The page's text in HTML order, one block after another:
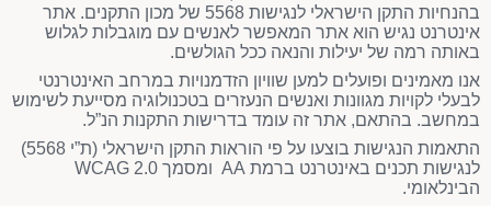
בהנחיות התקן הישראלי לנגישות 5568 של מכון התקנים. אתר
אינטרנט נגיש הוא אתר המאפשר לאנשים עם מוגבלות לגלוש
באותה רמה של יעילות והנאה ככל הגולשים.
אנו מאמינים ופועלים למען שוויון הזדמנויות במרחב האינטרנטי
לבעלי לקויות מגוונות ואנשים הנעזרים בטכנולוגיה מסייעת לשימוש
במחשב. בהתאם, אתר זה עומד בדרישות התקנות הנ”ל.
התאמות הנגישות בוצעו על פי הוראות התקן הישראלי (ת”י 5568)
לנגישות תכנים באינטרנט ברמת AA ומסמך WCAG 2.0
הבינלאומי.